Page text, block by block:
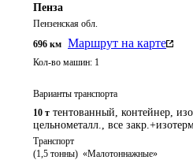
Пенза
Пензенская обл.
696 км Маршрут на карте
Кол-во машин: 1
Варианты транспорта
10 т тентованный, контейнер,
цельнометалл., все
Транспорт
(1,5 тонны)  «Малотоннажные»